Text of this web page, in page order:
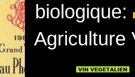
biologique:
Agriculture